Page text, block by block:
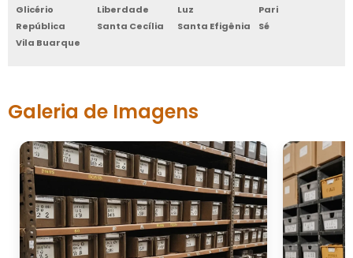
Glicério
Liberdade Luz
Pari
República
Santa Cecília Santa Efigênia
Sé
Vila Buarque
Galeria de Imagens